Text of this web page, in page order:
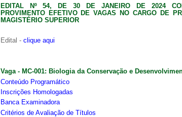
EDITAL Nº 54, DE 30 DE JANEIRO DE 2024
PROVIMENTO EFETIVO DE VAGAS NO CARGO DE
MAGISTÉRIO SUPERIOR
Edital - clique aqui
Vaga - MC-001: Biologia da Conservação e
Conteúdo Programático
Inscrições Homologadas
Banca Examinadora
Critérios de Avaliação de Títulos